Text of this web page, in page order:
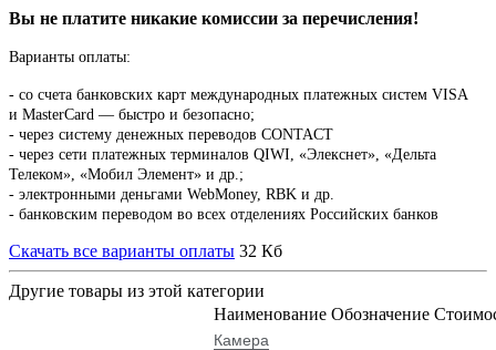
Вы не платите никакие комиссии за перечисления!
Варианты оплаты:
- со счета банковских карт международных платежных систем VISA
и MasterCard — быстро и безопасно;
- через систему денежных переводов CONTACT
- через сети платежных терминалов QIWI, «Элекснет», «Дельта
Телеком», «Мобил Элемент» и др.;
- электронными деньгами WebMoney, RBK и др.
- банковским переводом во всех отделениях Российских банков
Скачать все варианты оплаты 32 Кб
Другие товары из этой категории
Наименование Обозначение
Камера